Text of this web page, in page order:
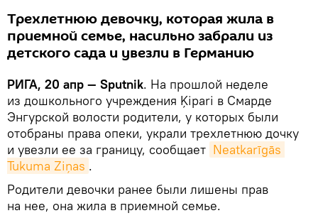
Трехлетнюю девочку, которая жила в
приемной семье, насильно забрали из
детского сада и увезли в Германию
РИГА, 20 апр — Sputnik. На прошлой неделе
из дошкольного учреждения Ķipari в Смарде
Энгурской волости родители, у которых были
отобраны права опеки, украли трехлетнюю дочку
и увезли ее за границу, сообщает Neatkarīgās
Tukuma Ziņas .
Родители девочки ранее были лишены прав
на нее, она жила в приемной семье.